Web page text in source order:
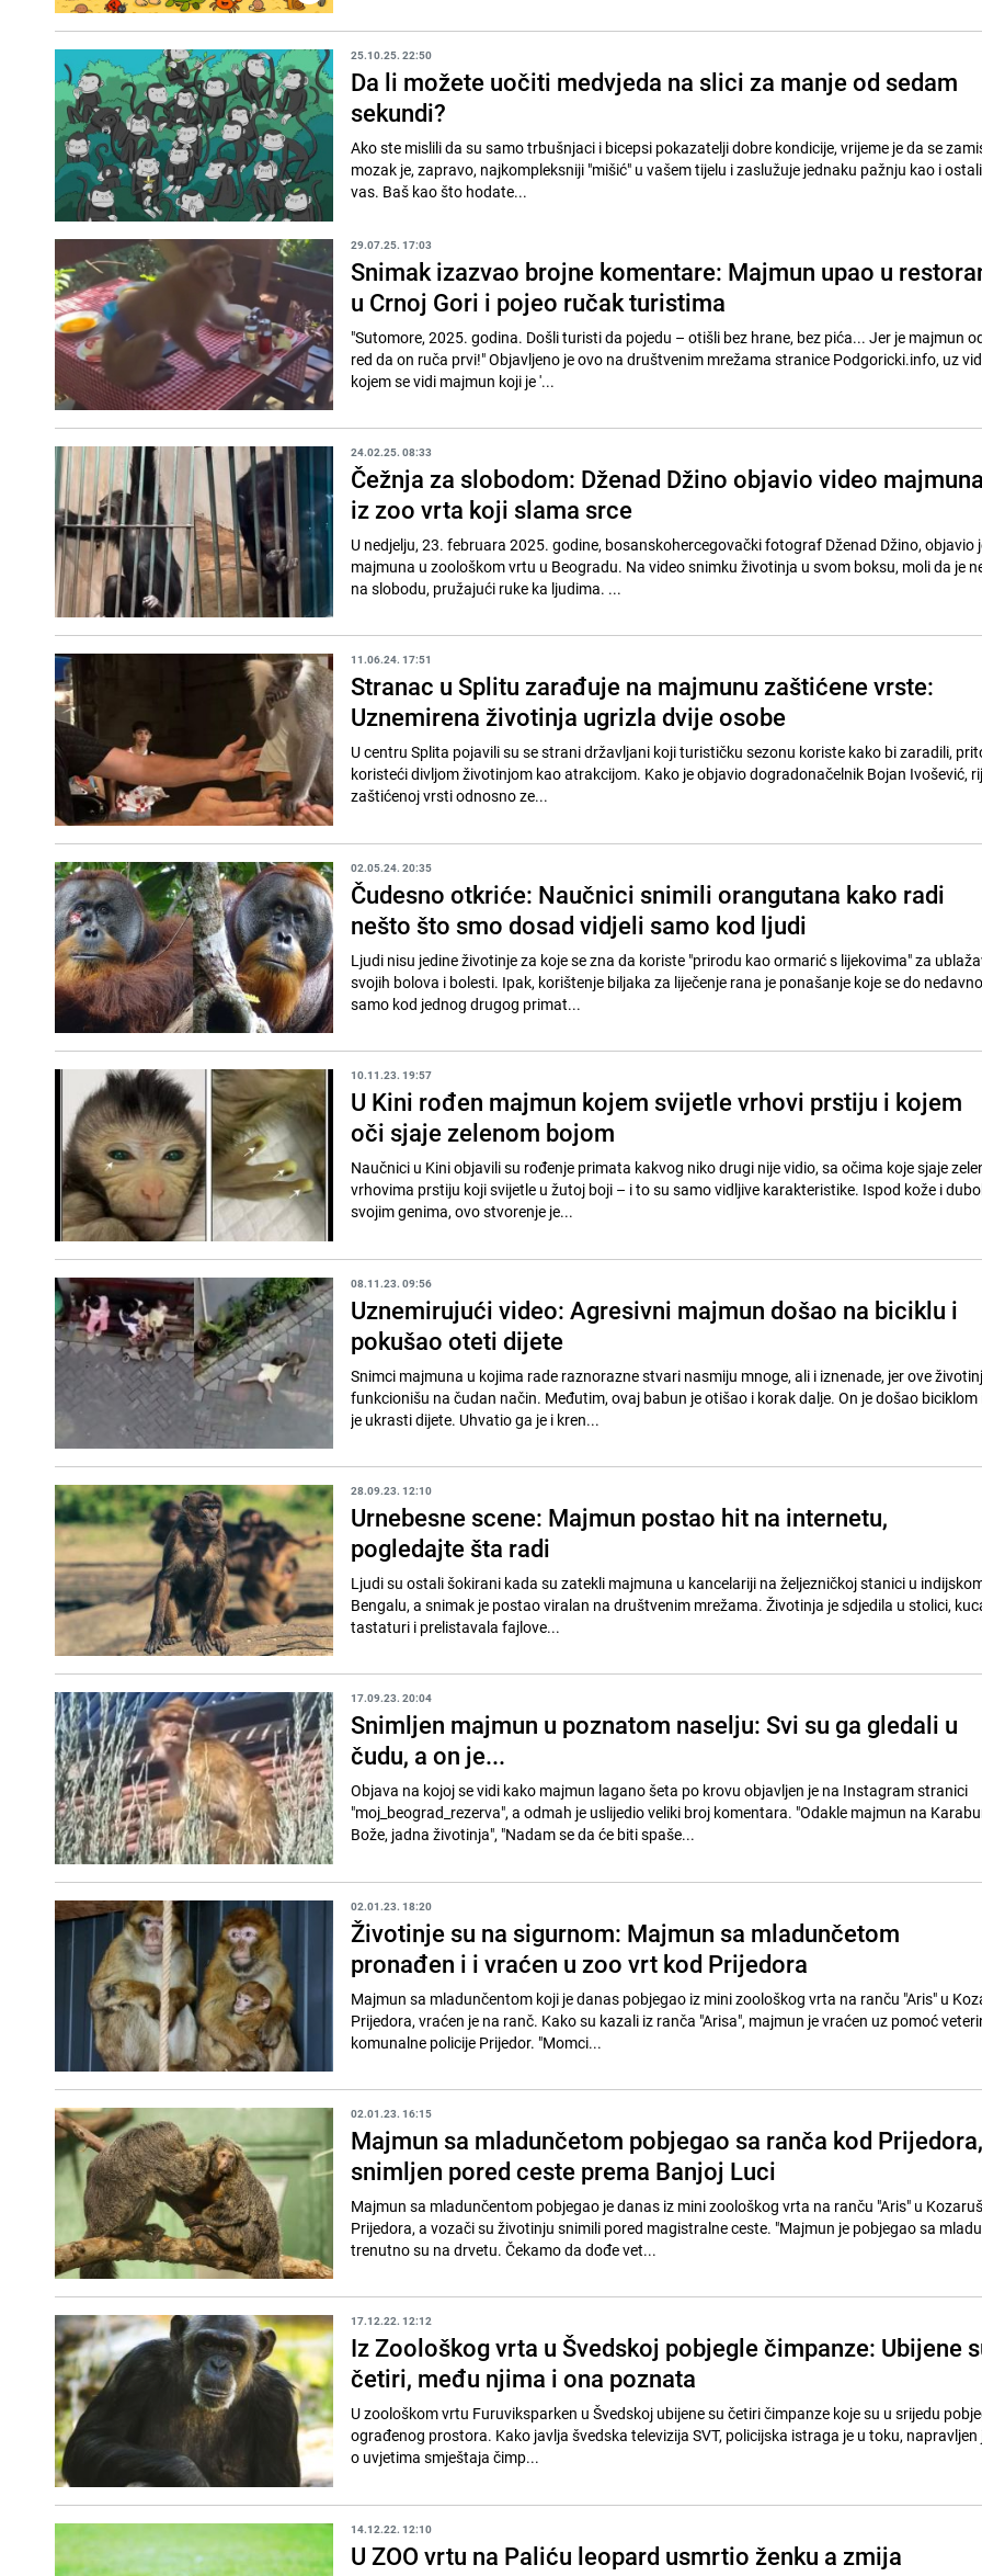
25.10.25. 22:50
Da li možete uočiti medvjeda na slici za manje od sedam
sekundi?
Ako ste mislili da su samo trbušnjaci i bicepsi pokazatelji dobre kondicije, vrijeme je da se
mozak je, zapravo, najkompleksniji "mišić" u vašem tijelu i zaslužuje jednaku pažnju kao i
vas. Baš kao što hodate...
29.07.25. 17:03
Snimak izazvao brojne komentare: Majmun upao u
u Crnoj Gori i pojeo ručak turistima
"Sutomore, 2025. godina. Došli turisti da pojedu – otišli bez hrane, bez pića... Jer je majmun
red da on ruča prvi!" Objavljeno je ovo na društvenim mrežama stranice Podgoricki.info, uz
kojem se vidi majmun koji je '...
24.02.25. 08:33
Čežnja za slobodom: Dženad Džino objavio video majmuna
iz zoo vrta koji slama srce
U nedjelju, 23. februara 2025. godine, bosanskohercegovački fotograf Dženad Džino, objavio
majmuna u zoološkom vrtu u Beogradu. Na video snimku životinja u svom boksu, moli da je
na slobodu, pružajući ruke ka ljudima. ...
11.06.24. 17:51
Stranac u Splitu zarađuje na majmunu zaštićene vrste:
Uznemirena životinja ugrizla dvije osobe
U centru Splita pojavili su se strani državljani koji turističku sezonu koriste kako bi zaradili,
koristeći divljom životinjom kao atrakcijom. Kako je objavio dogradonačelnik Bojan Ivošević,
zaštićenoj vrsti odnosno ze...
02.05.24. 20:35
Čudesno otkriće: Naučnici snimili orangutana kako radi
nešto što smo dosad vidjeli samo kod ljudi
Ljudi nisu jedine životinje za koje se zna da koriste "prirodu kao ormarić s lijekovima" za
svojih bolova i bolesti. Ipak, korištenje biljaka za liječenje rana je ponašanje koje se do
samo kod jednog drugog primat...
10.11.23. 19:57
U Kini rođen majmun kojem svijetle vrhovi prstiju i kojem
oči sjaje zelenom bojom
Naučnici u Kini objavili su rođenje primata kakvog niko drugi nije vidio, sa očima koje sjaje
vrhovima prstiju koji svijetle u žutoj boji – i to su samo vidljive karakteristike. Ispod kože i
svojim genima, ovo stvorenje je...
08.11.23. 09:56
Uznemirujući video: Agresivni majmun došao na biciklu i
pokušao oteti dijete
Snimci majmuna u kojima rade raznorazne stvari nasmiju mnoge, ali i iznenade, jer ove
funkcionišu na čudan način. Međutim, ovaj babun je otišao i korak dalje. On je došao biciklom
je ukrasti dijete. Uhvatio ga je i kren...
28.09.23. 12:10
Urnebesne scene: Majmun postao hit na internetu,
pogledajte šta radi
Ljudi su ostali šokirani kada su zatekli majmuna u kancelariji na željezničkoj stanici u
Bengalu, a snimak je postao viralan na društvenim mrežama. Životinja je sdjedila u stolici,
tastaturi i prelistavala fajlove...
17.09.23. 20:04
Snimljen majmun u poznatom naselju: Svi su ga gledali u
čudu, a on je...
Objava na kojoj se vidi kako majmun lagano šeta po krovu objavljen je na Instagram stranici
"moj_beograd_rezerva", a odmah je uslijedio veliki broj komentara. "Odakle majmun na
Bože, jadna životinja", "Nadam se da će biti spaše...
02.01.23. 18:20
Životinje su na sigurnom: Majmun sa mladunčetom
pronađen i i vraćen u zoo vrt kod Prijedora
Majmun sa mladunčentom koji je danas pobjegao iz mini zoološkog vrta na ranču "Aris" u
Prijedora, vraćen je na ranč. Kako su kazali iz ranča "Arisa", majmun je vraćen uz pomoć
komunalne policije Prijedor. "Momci...
02.01.23. 16:15
Majmun sa mladunčetom pobjegao sa ranča kod Prijedora,
snimljen pored ceste prema Banjoj Luci
Majmun sa mladunčentom pobjegao je danas iz mini zoološkog vrta na ranču "Aris" u
Prijedora, a vozači su životinju snimili pored magistralne ceste. "Majmun je pobjegao sa
trenutno su na drvetu. Čekamo da dođe vet...
17.12.22. 12:12
Iz Zoološkog vrta u Švedskoj pobjegle čimpanze: Ubijene
četiri, među njima i ona poznata
U zoološkom vrtu Furuviksparken u Švedskoj ubijene su četiri čimpanze koje su u srijedu
ograđenog prostora. Kako javlja švedska televizija SVT, policijska istraga je u toku, napravljen
o uvjetima smještaja čimp...
14.12.22. 12:10
U ZOO vrtu na Paliću leopard usmrtio ženku a zmija